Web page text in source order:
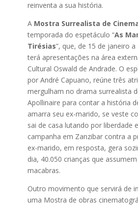
reinventa a sua história.
A Mostra Surrealista de
temporada do espetáculo “As
Tirésias”, que, de 15 de janeiro
terá apresentações na área
Cultural Oswald de Andrade. O
por André Capuano, reúne três
mergulham no drama surrealista
Apollinaire para contar a história
amarra seu ex-marido, se veste
sai de casa lutando por liberdade
campanha em Zanzibar contra a
ex-marido, em resposta, gera
dia, 40.050 crianças que
macabras.
Outro movimento que servirá de
uma Mostra de obras